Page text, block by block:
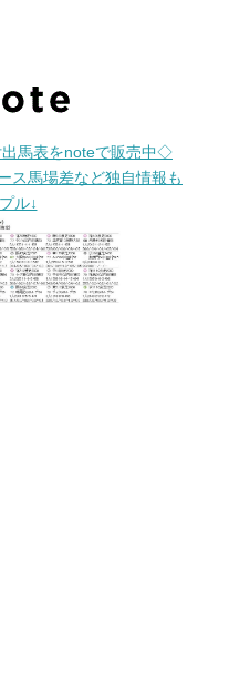
馬表をnoteで販売中◇
ス馬場差など独自情報も
ル↓